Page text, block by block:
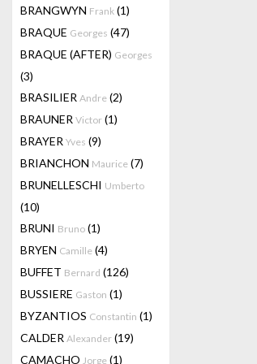
BRANGWYN Frank (1)
BRAQUE Georges (47)
BRAQUE (AFTER) Georges
(3)
BRASILIER Andre (2)
BRAUNER Victor (1)
BRAYER Yves (9)
BRIANCHON Maurice (7)
BRUNELLESCHI Umberto
(10)
BRUNI Bruno (1)
BRYEN Camille (4)
BUFFET Bernard (126)
BUSSIERE Gaston (1)
BYZANTIOS Constantin (1)
CALDER Alexander (19)
CAMACHO Jorge (1)